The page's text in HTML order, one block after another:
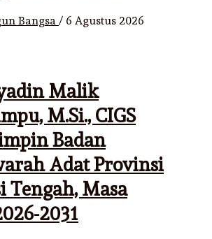
Bangsa / 6 Agustus 2026
Malik
M.Si., CIGS
Badan
Adat Provinsi
Tengah, Masa
2031